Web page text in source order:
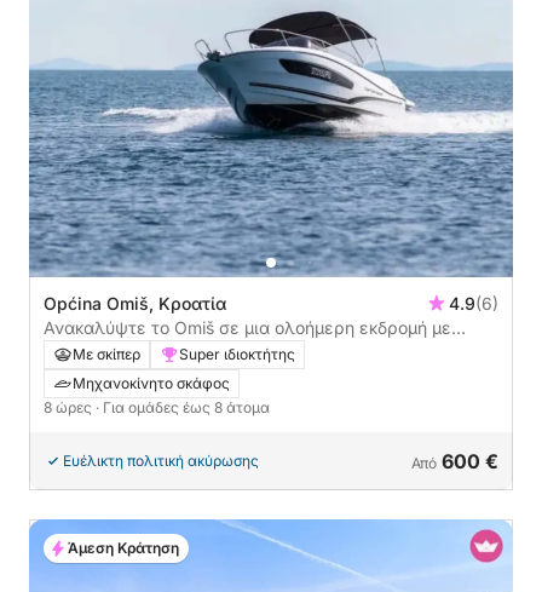
Općina Omiš, Κροατία 4.9(6)
Ανακαλύψτε το Omiš σε μια ολοήμερη εκδρομή με
μηχανοκίνητο σκάφος
Με σκίπερ
Super ιδιοκτήτης
Μηχανοκίνητο σκάφος
8 ώρες · Για ομάδες έως 8 άτομα
Ευέλικτη πολιτική ακύρωσης Από 600 €
Άμεση Κράτηση